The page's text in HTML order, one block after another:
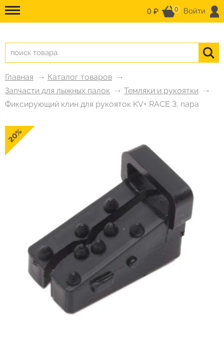
0 ₽ 0 Войти
Главная
Каталог товаров
Запчасти для лыжных палок
Темляки и рукоятки
Фиксирующий клин для рукояток KV+ RACE 3, пара
20%